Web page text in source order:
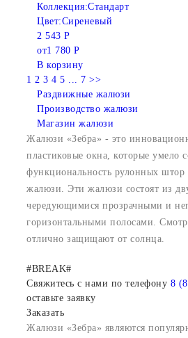
Коллекция:Стандарт
Цвет:Сиреневый
2 543 Р
от1 780 Р
В корзину
1 2 3 4 5 7 >>
Раздвижные жалюзи
Производство жалюзи
Магазин жалюзи
Жалюзи «Зебра» - это
пластиковые окна, которые умело
функциональность рулонных штор
жалюзи. Эти жалюзи состоят из
чередующимися прозрачными и
горизонтальными полосами.
отлично защищают от солнца.
#BREAK#
Свяжитесь с нами по телефону 8
оставьте заявку
Заказать
Жалюзи «Зебра» являются